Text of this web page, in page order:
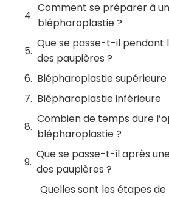
Comment se préparer à
blépharoplastie ?
Que se passe-t-il pendant
des paupières ?
Blépharoplastie supérieure
Blépharoplastie inférieure
Combien de temps dure
blépharoplastie ?
Que se passe-t-il après
des paupières ?
Quelles sont les étapes de